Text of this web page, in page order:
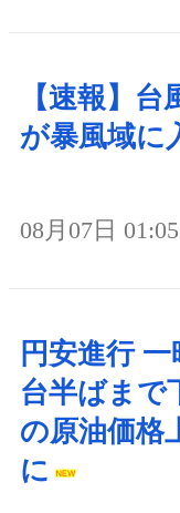
【速報】
が暴風域に
08月07日 01:05
円安進行 一
台半ばま
の原油価格
に